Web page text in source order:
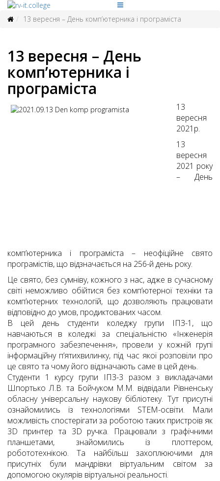
13 вересня – День комп’ютерника і програміста
13 вересня – День
комп’ютерника і
програміста
13
вересня
2021р.
13
вересня
2021 року
– День
комп’ютерника і програміста – неофіційне свято
програмістів, що відзначається на 256-й день року.
Це свято, без сумніву, кожного з нас, адже в сучасному
світі неможливо обійтися без комп’ютерної техніки та
комп’ютерних технологій, що дозволяють працювати
відповідно до умов, продиктованих часом.
В цей день студенти коледжу групи ІПЗ-1, що
навчаються в коледжі за спеціальністю «Інженерія
програмного забезпечення», провели у кожній групі
інформаційну п’ятихвилинку, під час якої розповіли про
це свято та чому його відзначають саме в цей день.
Студенти 1 курсу групи ІПЗ-3 разом з викладачами
Шпортько Л.В. та Бойчуком М.М. відвідали Рівненську
обласну універсальну наукову бібліотеку. Тут присутні
ознайомились із технологіями STEM-освіти. Мали
можливість спостерігати за роботою таких пристроїв як
3D принтер та 3D ручка. Працювали з графічними
планшетами, знайомились із плоттером,
робототехнікою. Та найбільш захоплюючими для
присутніх були мандрівки віртуальним світом за
допомогою окулярів віртуальної реальності.